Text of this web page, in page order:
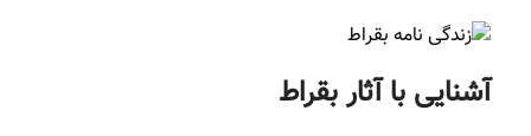
آشنایی با آثار بقراط